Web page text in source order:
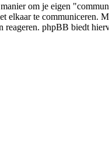
om je eigen
elkaar te communiceren.
reageren. phpBB biedt